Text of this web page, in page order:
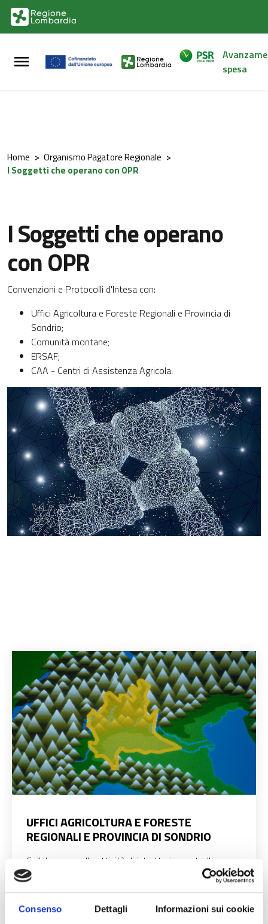
Consenso Dettagli Informazioni sui cookie
Vai al contenuto principale
Vai al footer
spesa
Home > Organismo Pagatore Regionale >
I Soggetti che operano con OPR
I Soggetti che operano
con OPR
Convenzioni e Protocolli d'Intesa con:
Uffici Agricoltura e Foreste Regionali e Provincia di
Sondrio;
Comunità montane;
ERSAF;
CAA - Centri di Assistenza Agricola.
UFFICI AGRICOLTURA E FORESTE
REGIONALI E PROVINCIA DI SONDRIO
Collaborano nelle attività di istruttoria, controllo e
gestione delle domande di pagamento a carico dei
Fondi FEAGA e FEASR